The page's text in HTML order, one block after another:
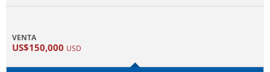
VENTA
US$150,000 USD